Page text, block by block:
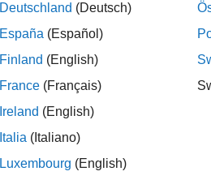
Deutschland (Deutsch)
España (Español)
Finland (English)
France (Français)
Ireland (English)
Italia (Italiano)
Luxembourg (English)